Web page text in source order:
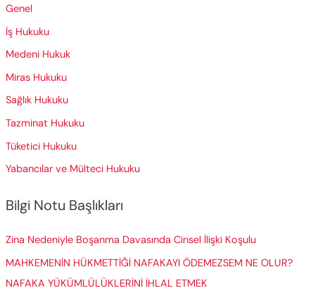
:
Genel
İş Hukuku
Medeni Hukuk
Miras Hukuku
Sağlık Hukuku
Tazminat Hukuku
Tüketici Hukuku
Yabancılar ve Mülteci Hukuku
Bilgi Notu Başlıkları
Zina Nedeniyle Boşanma Davasında Cinsel İlişki Koşulu
MAHKEMENİN HÜKMETTİĞİ NAFAKAYI ÖDEMEZSEM NE OLUR?
NAFAKA YÜKÜMLÜLÜKLERİNİ İHLAL ETMEK